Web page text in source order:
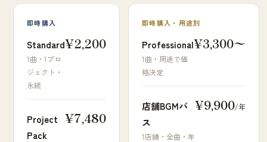
即時購入
Standard
1曲・1プロ
ジェクト・
永続
¥2,200
Project
Pack
¥7,480
即時購入・用途別
Professional
1曲・用途で価
格決定
¥3,300〜
店舗BGMパ
ス
1店舗・全曲・年
¥9,900/年